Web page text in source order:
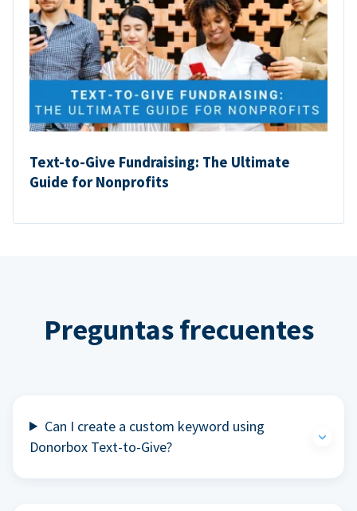
Text-to-Give Fundraising: The Ultimate
Guide for Nonprofits
Preguntas frecuentes
Can I create a custom keyword using
Donorbox Text-to-Give?